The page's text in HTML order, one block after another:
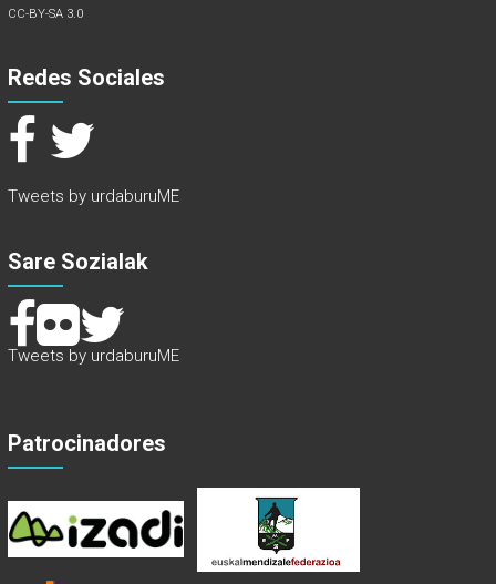
CC-BY-SA 3.0
Redes Sociales
Tweets by urdaburuME
Sare Sozialak
Tweets by urdaburuME
Patrocinadores